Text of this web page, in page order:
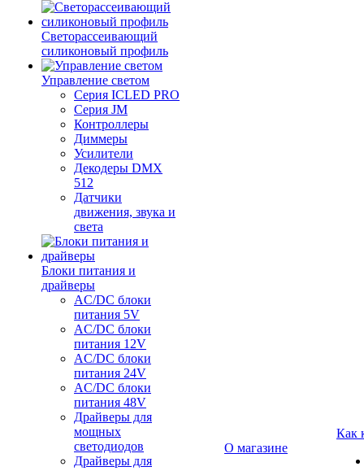
Светорассеивающий
силиконовый профиль
Управление светом
Серия ICLED PRO
Серия JM
Контроллеры
Диммеры
Усилители
Декодеры DMX
512
Датчики
движения, звука и
света
Блоки питания и
драйверы
AC/DC блоки
питания 5V
AC/DC блоки
питания 12V
AC/DC блоки
питания 24V
AC/DC блоки
питания 48V
Драйверы для
мощных
светодиодов
Драйверы для
О магазине
Как